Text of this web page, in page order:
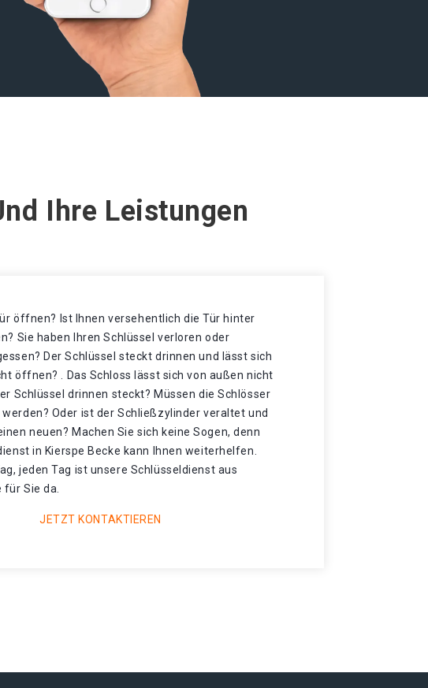
Ihre Leistungen
öffnen? Ist Ihnen versehentlich die Tür hinter
Sie haben Ihren Schlüssel verloren oder
Der Schlüssel steckt drinnen und lässt sich
öffnen? . Das Schloss lässt sich von außen nicht
Schlüssel drinnen steckt? Müssen die Schlösser
Oder ist der Schließzylinder veraltet und
neuen? Machen Sie sich keine Sogen, denn
in Kierspe Becke kann Ihnen weiterhelfen.
jeden Tag ist unsere Schlüsseldienst aus
für Sie da.
JETZT KONTAKTIEREN